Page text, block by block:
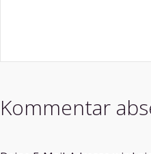
Kommentar